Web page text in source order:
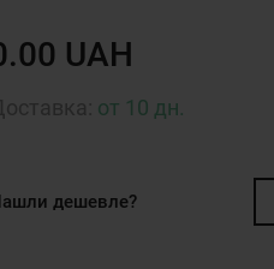
UAH
от 10 дн.
дешевле?